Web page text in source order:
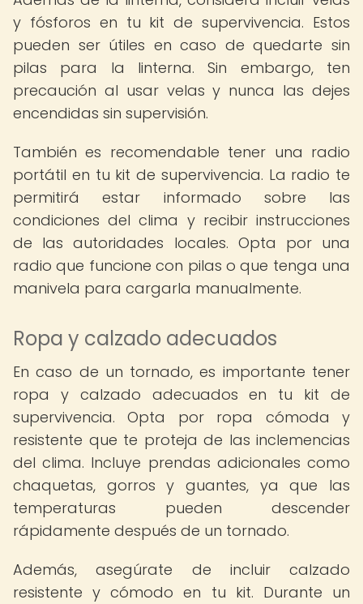
y fósforos en tu kit de supervivencia. Estos
pueden ser útiles en caso de quedarte sin
pilas para la linterna. Sin embargo, ten
precaución al usar velas y nunca las dejes
encendidas sin supervisión.
También es recomendable tener una radio
portátil en tu kit de supervivencia. La radio te
permitirá estar informado sobre las
condiciones del clima y recibir instrucciones
de las autoridades locales. Opta por una
radio que funcione con pilas o que tenga una
manivela para cargarla manualmente.
Ropa y calzado adecuados
En caso de un tornado, es importante tener
ropa y calzado adecuados en tu kit de
supervivencia. Opta por ropa cómoda y
resistente que te proteja de las inclemencias
del clima. Incluye prendas adicionales como
chaquetas, gorros y guantes, ya que las
temperaturas pueden descender
rápidamente después de un tornado.
Además, asegúrate de incluir calzado
resistente y cómodo en tu kit. Durante un